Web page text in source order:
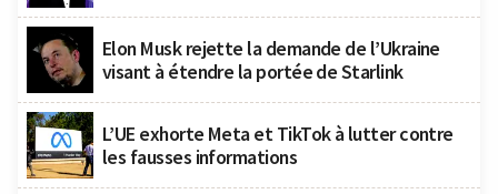
Elon Musk rejette la demande de l’Ukraine
visant à étendre la portée de Starlink
L’UE exhorte Meta et TikTok à lutter contre
les fausses informations